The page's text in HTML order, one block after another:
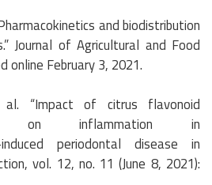
and biodistribution
Journal of Agricultural and Food
online February 3, 2021.
al. “Impact of citrus flavonoid
on inflammation in
induced periodontal disease in
vol. 12, no. 11 (June 8, 2021):